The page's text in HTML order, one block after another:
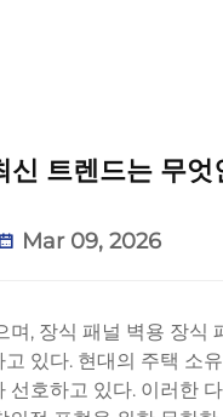
신 트렌드는 무엇
Mar 09, 2026
며, 장식 패널 벽용 장식
있다. 현대의 주택 소
호하고 있다. 이러한